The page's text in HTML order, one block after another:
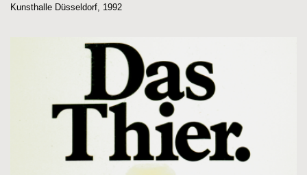
Kunsthalle Düsseldorf, 1992